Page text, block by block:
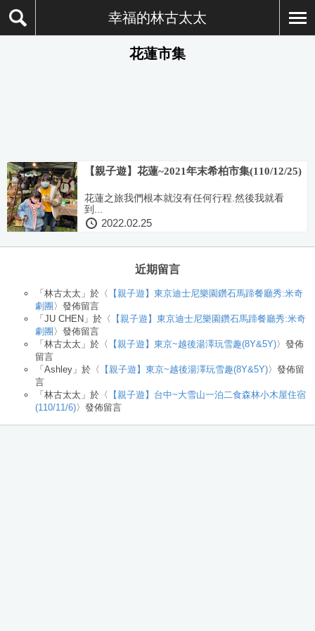
幸福的林古太太
花蓮市集
【親子遊】花蓮~2021年末希柏市集(110/12/25)
花蓮之旅我們根本就沒有任何行程.然後我就看
到...
2022.02.25
近期留言
「 林古太太 」於〈
【親子遊】東京迪士尼樂園鑽石馬蹄餐廳秀:米奇
劇團 〉發佈留言
「 JU CHEN 」於〈
【親子遊】東京迪士尼樂園鑽石馬蹄餐廳秀:米奇
劇團 〉發佈留言
「 林古太太 」於〈 【親子遊】東京~越後湯澤玩雪趣(8Y&5Y)〉發佈
留言
「 Ashley 」於〈 【親子遊】東京~越後湯澤玩雪趣(8Y&5Y)〉發佈留
言
「 林古太太 」於〈
【親子遊】台中~大雪山一泊二食森林小木屋住宿
(110/11/6)〉發佈留言